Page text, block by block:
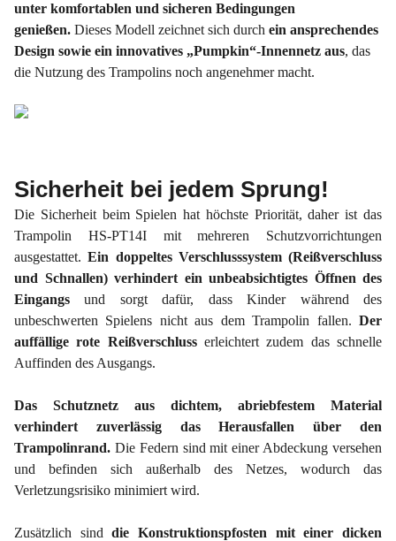
unter komfortablen und sicheren Bedingungen
genießen. Dieses Modell zeichnet sich durch ein ansprechendes
Design sowie ein innovatives „Pumpkin“-Innennetz aus, das
die Nutzung des Trampolins noch angenehmer macht.
Sicherheit bei jedem Sprung!
Die Sicherheit beim Spielen hat höchste Priorität, daher ist das
Trampolin HS-PT14I mit mehreren Schutzvorrichtungen
ausgestattet.Ein doppeltes Verschlusssystem (Reißverschluss
und Schnallen) verhindert ein unbeabsichtigtes Öffnen des
Eingangsund sorgt dafür, dass Kinder während des
unbeschwerten Spielens nicht aus dem Trampolin fallen. Der
auffällige rote Reißverschlusserleichtert zudem das schnelle
Auffinden des Ausgangs.
Das Schutznetz aus dichtem, abriebfestem Material
verhindert zuverlässig das Herausfallen über den
Trampolinrand. Die Federn sind mit einer Abdeckung versehen
und befinden sich außerhalb des Netzes, wodurch das
Verletzungsrisiko minimiert wird.
Zusätzlich sinddie Konstruktionspfosten mit einer dicken